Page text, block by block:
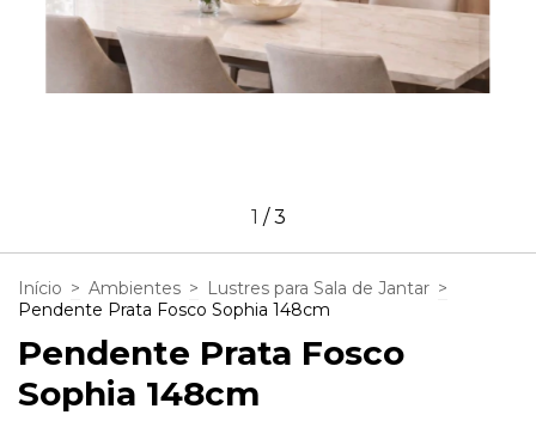
1 /3
Início > Ambientes > Lustres para Sala de Jantar >
Pendente Prata Fosco Sophia 148cm
Pendente Prata Fosco
Sophia 148cm